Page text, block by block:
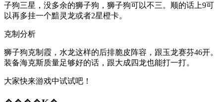
子狗三星，没多余的狮子狗，狮子狗可以不三。顺的话上9可
以再多挂一个黯灵龙或者2星橙卡。
克制分析
狮子狗克制霞，水龙这样的后排脆皮阵容，跟玉龙赛芬46开。
装备海克斯质量足够好的话，跟大成四龙也能打一打。
大家快来游戏中试试吧！